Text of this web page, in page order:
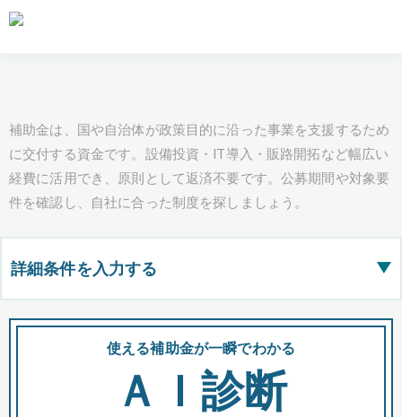
補助金は、国や自治体が政策目的に沿った事業を支援するため
に交付する資金です。設備投資・IT導入・販路開拓など幅広い
経費に活用でき、原則として返済不要です。公募期間や対象要
件を確認し、自社に合った制度を探しましょう。
詳細条件を入力する ▶
都道府県
全国の検索結果を含めて表示
使える補助金が一瞬でわかる
ＡＩ診断